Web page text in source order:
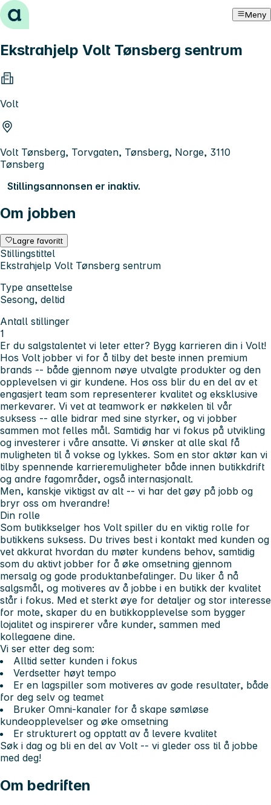
Hopp til innhold Meny
Ekstrahjelp Volt Tønsberg sentrum
Volt
Volt Tønsberg, Torvgaten, Tønsberg, Norge, 3110
Tønsberg
Stillingsannonsen er inaktiv.
Om jobben
Lagre favoritt
Stillingstittel
Ekstrahjelp Volt Tønsberg sentrum
Type ansettelse
Sesong, deltid
Antall stillinger
1
Er du salgstalentet vi leter etter? Bygg karrieren din i Volt!
Hos Volt jobber vi for å tilby det beste innen premium
brands -- både gjennom nøye utvalgte produkter og den
opplevelsen vi gir kundene. Hos oss blir du en del av et
engasjert team som representerer kvalitet og eksklusive
merkevarer. Vi vet at teamwork er nøkkelen til vår
suksess -- alle bidrar med sine styrker, og vi jobber
sammen mot felles mål. Samtidig har vi fokus på utvikling
og investerer i våre ansatte. Vi ønsker at alle skal få
muligheten til å vokse og lykkes. Som en stor aktør kan vi
tilby spennende karrieremuligheter både innen butikkdrift
og andre fagområder, også internasjonalt.
Men, kanskje viktigst av alt -- vi har det gøy på jobb og
bryr oss om hverandre!
Din rolle
Som butikkselger hos Volt spiller du en viktig rolle for
butikkens suksess. Du trives best i kontakt med kunden og
vet akkurat hvordan du møter kundens behov, samtidig
som du aktivt jobber for å øke omsetning gjennom
mersalg og gode produktanbefalinger. Du liker å nå
salgsmål, og motiveres av å jobbe i en butikk der kvalitet
står i fokus. Med et sterkt øye for detaljer og stor interesse
for mote, skaper du en butikkopplevelse som bygger
lojalitet og inspirerer våre kunder, sammen med
kollegaene dine.
Vi ser etter deg som:
Alltid setter kunden i fokus
Verdsetter høyt tempo
Er en lagspiller som motiveres av gode resultater, både
for deg selv og teamet
Bruker Omni-kanaler for å skape sømløse
kundeopplevelser og øke omsetning
Er strukturert og opptatt av å levere kvalitet
Søk i dag og bli en del av Volt -- vi gleder oss til å jobbe
med deg!
Om bedriften